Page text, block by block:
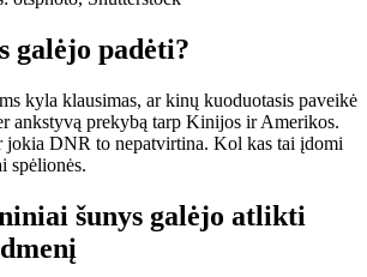
galėjo padėti?
kyla klausimas, ar kinų kuoduotasis paveikė
ankstyvą prekybą tarp Kinijos ir Amerikos.
DNR to nepatvirtina. Kol kas tai įdomi
spėlionės.
šunys galėjo atlikti